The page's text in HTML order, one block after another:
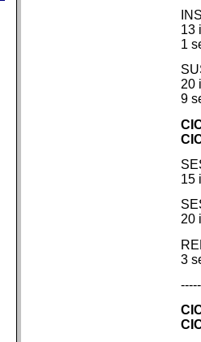
13
1
20
9
15
20
3